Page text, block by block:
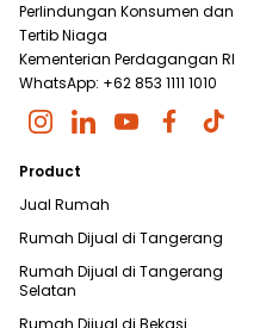
Perlindungan Konsumen dan
Tertib Niaga
Kementerian Perdagangan RI
WhatsApp: +62 853 1111 1010
Product
Jual Rumah
Rumah Dijual di Tangerang
Rumah Dijual di Tangerang
Selatan
Rumah Dijual di Bekasi